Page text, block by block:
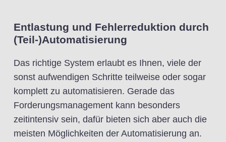
Entlastung und Fehlerreduktion durch
(Teil-)Automatisierung
Das richtige System erlaubt es Ihnen, viele der
sonst aufwendigen Schritte teilweise oder sogar
komplett zu automatisieren. Gerade das
Forderungsmanagement kann besonders
zeitintensiv sein, dafür bieten sich aber auch die
meisten Möglichkeiten der Automatisierung an.